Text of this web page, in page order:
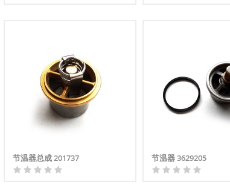
节温器总成 201737 节温器 3629205